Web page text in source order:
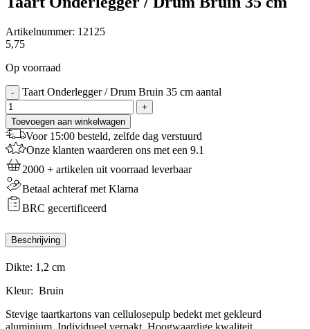
Artikelnummer: 12125
5,75
Op voorraad
- Taart Onderlegger / Drum Bruin 35 cm aantal
+
Toevoegen aan winkelwagen
Voor 15:00 besteld, zelfde dag verstuurd
Onze klanten waarderen ons met een 9.1
2000 + artikelen uit voorraad leverbaar
Betaal achteraf met Klarna
BRC gecertificeerd
Beschrijving
Dikte: 1,2 cm
Kleur: Bruin
Stevige taartkartons van cellulosepulp bedekt met gekleurd
aluminium. Individueel verpakt. Hoogwaardige kwaliteit.